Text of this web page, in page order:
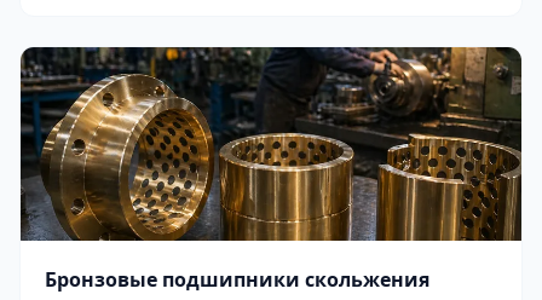
Бронзовые подшипники скольжения